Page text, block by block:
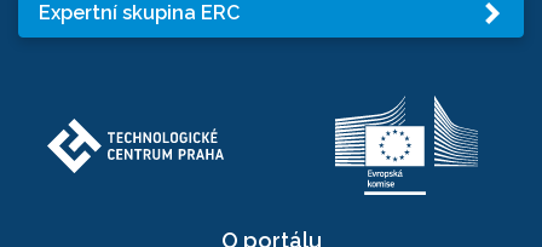
Expertní skupina ERC
O portálu